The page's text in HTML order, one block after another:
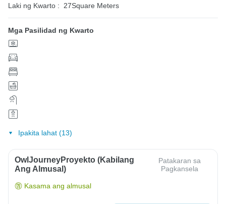
Laki ng Kwarto :
27Square Meters
Mga Pasilidad ng Kwarto
Ipakita lahat (13)
OwlJourneyProyekto (Kabilang
Ang Almusal)
Patakaran sa
Pagkansela
Kasama ang almusal